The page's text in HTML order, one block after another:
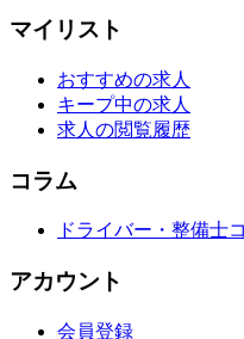
マイリスト
おすすめの求人
キープ中の求人
求人の閲覧履歴
コラム
ドライバー・整備士
アカウント
会員登録